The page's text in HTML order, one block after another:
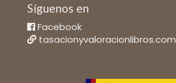
Síguenos en
Facebook
tasacionyvaloracionlibros.com